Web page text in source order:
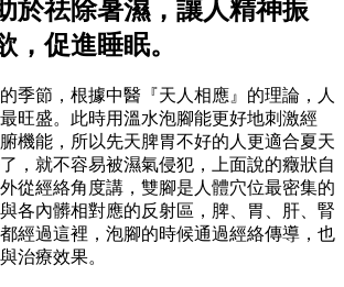
於祛除暑濕，讓人精神振
，促進睡眠。
季節，根據中醫『天人相應』的理論，人
旺盛。此時用溫水泡腳能更好地刺激經
機能，所以先天脾胃不好的人更適合夏天
，就不容易被濕氣侵犯，上面說的癥狀自
從經絡角度講，雙腳是人體穴位最密集的
各內髒相對應的反射區，脾、胃、肝、腎
經過這裡，泡腳的時候通過經絡傳導，也
治療效果。